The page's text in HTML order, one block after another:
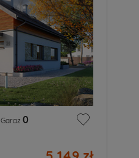
Garaż 0